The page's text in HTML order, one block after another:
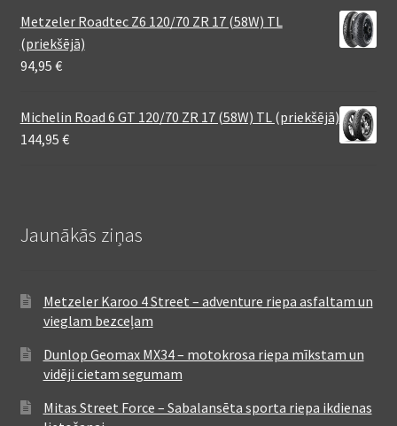
Metzeler Roadtec Z6 120/70 ZR 17 (58W) TL
(priekšējā)
94,95 €
Michelin Road 6 GT 120/70 ZR 17 (58W) TL (priekšējā)
144,95 €
Jaunākās ziņas
Metzeler Karoo 4 Street – adventure riepa asfaltam un
vieglam bezceļam
Dunlop Geomax MX34 – motokrosa riepa mīkstam un
vidēji cietam segumam
Mitas Street Force – Sabalansēta sporta riepa ikdienas